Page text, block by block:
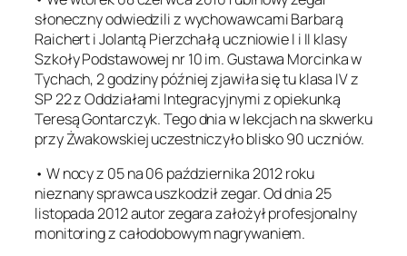
słoneczny odwiedzili z wychowawcami Barbarą
Raichert i Jolantą Pierzchałą uczniowie I i II klasy
Szkoły Podstawowej nr 10 im. Gustawa Morcinka w
Tychach, 2 godziny później zjawiła się tu klasa IV z
SP 22 z Oddziałami Integracyjnymi z opiekunką
Teresą Gontarczyk. Tego dnia w lekcjach na skwerku
przy Żwakowskiej uczestniczyło blisko 90 uczniów.
• W nocy z 05 na 06 października 2012 roku
nieznany sprawca uszkodził zegar. Od dnia 25
listopada 2012 autor zegara założył profesjonalny
monitoring z całodobowym nagrywaniem.